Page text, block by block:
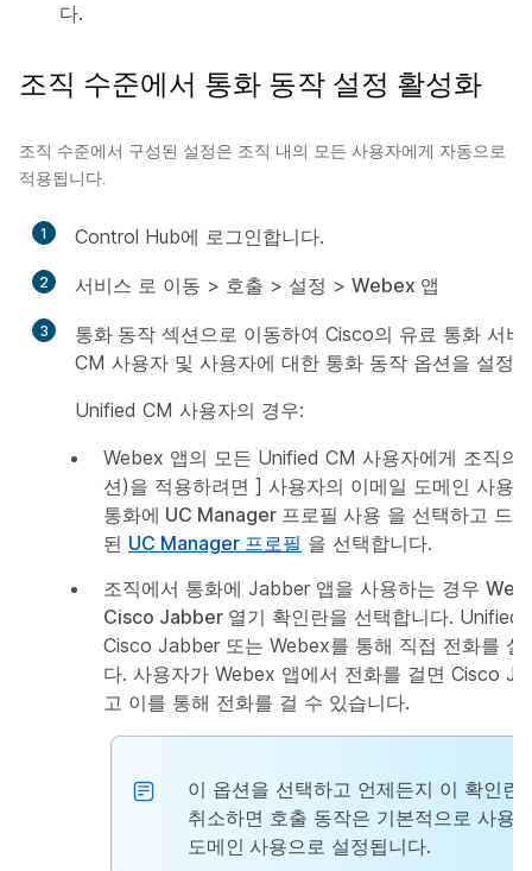
다.
조직 수준에서 통화 동작 설정 활성화
조직 수준에서 구성된 설정은 조직 내의 모든 사용자에게 자동으로
적용됩니다.
1 Control Hub에 로그인합니다.
2 서비스 로 이동 > 호출 > 설정 > Webex 앱
3 통화 동작 섹션으로 이동하여 Cisco의 유료 통화 서
CM 사용자 및 사용자에 대한 통화 동작 옵션을 설정
Unified CM 사용자의 경우:
Webex 앱의 모든 Unified CM 사용자에게 조직의
션)을 적용하려면 ] 사용자의 이메일 도메인 사용
통화에 UC Manager 프로필 사용 을 선택하고 드
된 UC Manager 프로필 을 선택합니다.
조직에서 통화에 Jabber 앱을 사용하는 경우
Cisco Jabber 열기 확인란을 선택합니다. Unified
Cisco Jabber 또는 Webex를 통해 직접 전화를 실
다. 사용자가 Webex 앱에서 전화를 걸면 Cisco
고 이를 통해 전화를 걸 수 있습니다.
이 옵션을 선택하고 언제든지 이 확인란
취소하면 호출 동작은 기본적으로 사용
도메인 사용으로 설정됩니다.